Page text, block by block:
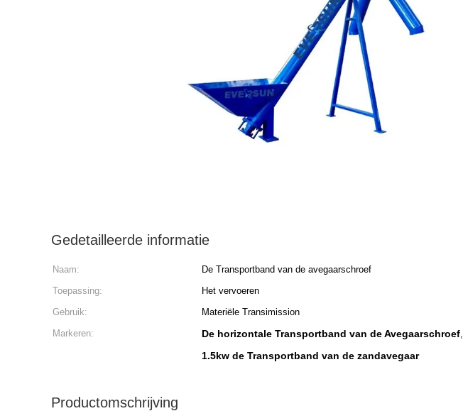
Gedetailleerde informatie
Naam: De Transportband van de avegaarschroef
Toepassing:
Het vervoeren
Gebruik:
Materiële Transimission
Markeren:
De horizontale Transportband van de Avegaarschroef,
1.5kw de Transportband van de zandavegaar
Productomschrijving